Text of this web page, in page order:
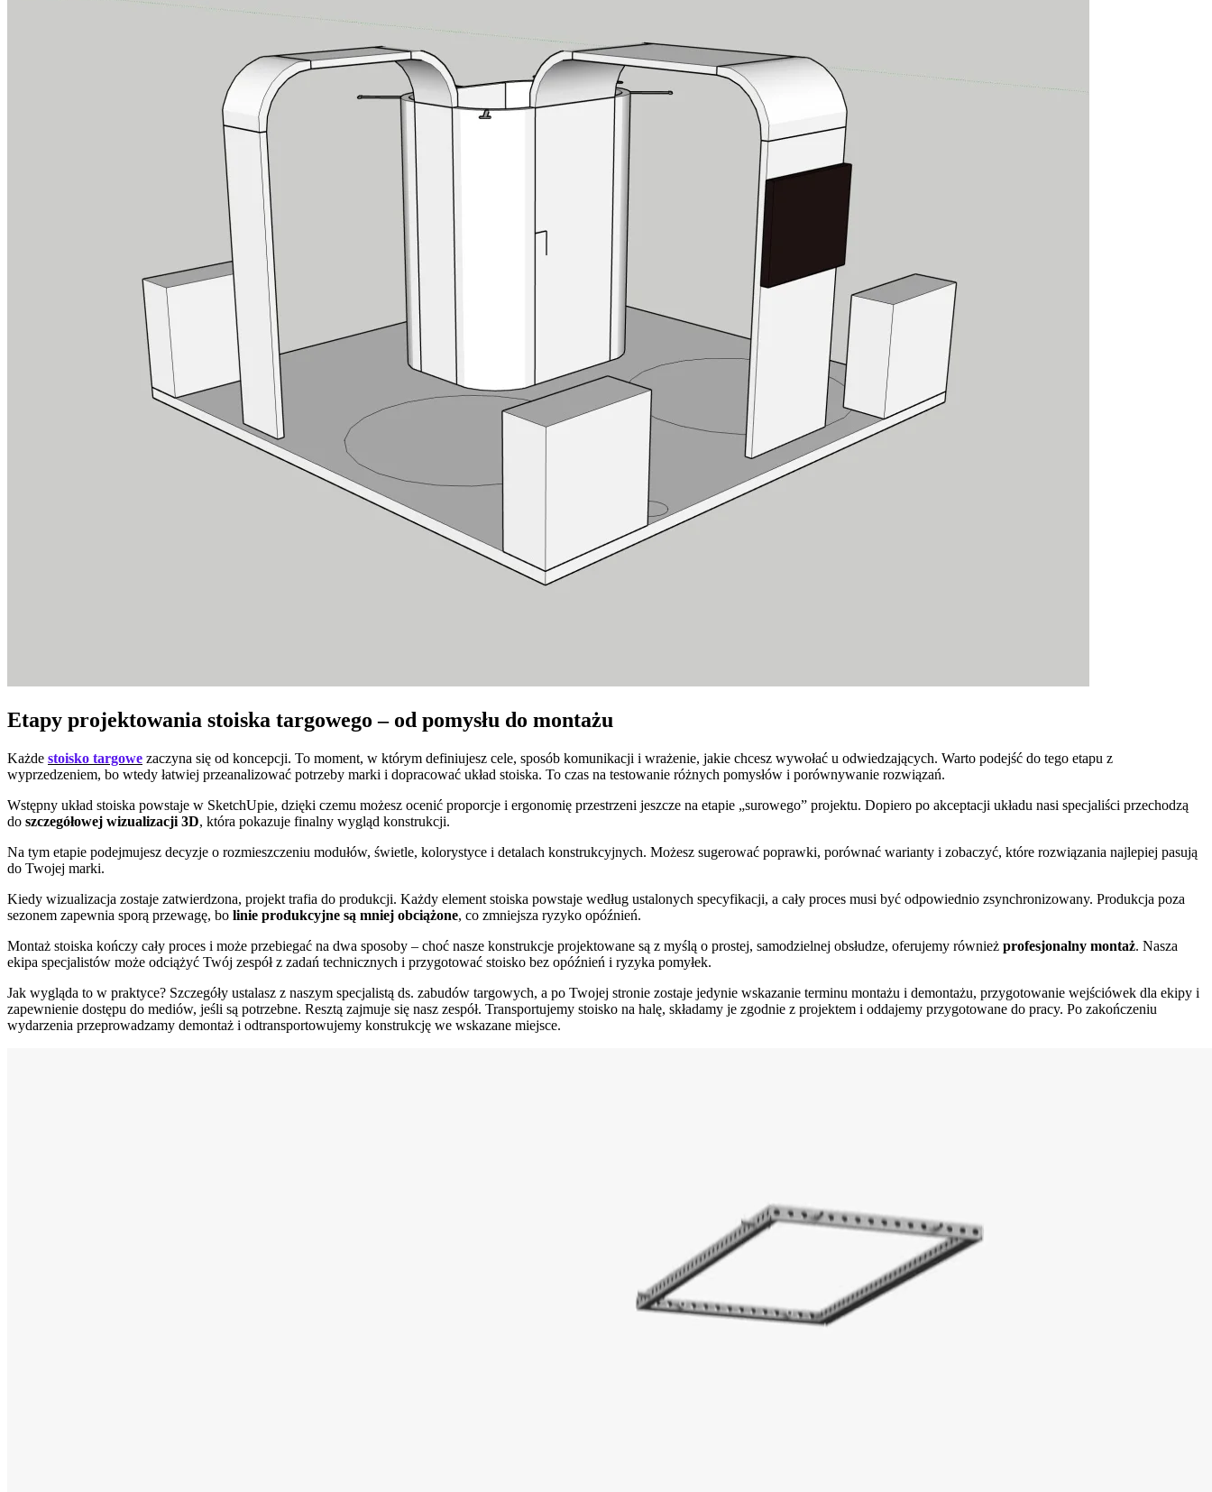
Etapy projektowania stoiska targowego – od pomysłu do montażu
Każde stoisko targowe zaczyna się od koncepcji. To moment, w którym definiujesz cele, sposób komunikacji i wrażenie, jakie chcesz wywołać u odwiedzających. Warto podejść do tego etapu z
wyprzedzeniem, bo wtedy łatwiej przeanalizować potrzeby marki i dopracować układ stoiska. To czas na testowanie różnych pomysłów i porównywanie rozwiązań.
Wstępny układ stoiska powstaje w SketchUpie, dzięki czemu możesz ocenić proporcje i ergonomię przestrzeni jeszcze na etapie „surowego” projektu. Dopiero po akceptacji układu nasi specjaliści przechodzą
do szczegółowej wizualizacji 3D, która pokazuje finalny wygląd konstrukcji.
Na tym etapie podejmujesz decyzje o rozmieszczeniu modułów, świetle, kolorystyce i detalach konstrukcyjnych. Możesz sugerować poprawki, porównać warianty i zobaczyć, które rozwiązania najlepiej pasują
do Twojej marki.
Kiedy wizualizacja zostaje zatwierdzona, projekt trafia do produkcji. Każdy element stoiska powstaje według ustalonych specyfikacji, a cały proces musi być odpowiednio zsynchronizowany. Produkcja poza
sezonem zapewnia sporą przewagę, bo linie produkcyjne są mniej obciążone, co zmniejsza ryzyko opóźnień.
Montaż stoiska kończy cały proces i może przebiegać na dwa sposoby – choć nasze konstrukcje projektowane są z myślą o prostej, samodzielnej obsłudze, oferujemy również profesjonalny montaż. Nasza
ekipa specjalistów może odciążyć Twój zespół z zadań technicznych i przygotować stoisko bez opóźnień i ryzyka pomyłek.
Jak wygląda to w praktyce? Szczegóły ustalasz z naszym specjalistą ds. zabudów targowych, a po Twojej stronie zostaje jedynie wskazanie terminu montażu i demontażu, przygotowanie wejściówek dla ekipy i
zapewnienie dostępu do mediów, jeśli są potrzebne. Resztą zajmuje się nasz zespół. Transportujemy stoisko na halę, składamy je zgodnie z projektem i oddajemy przygotowane do pracy. Po zakończeniu
wydarzenia przeprowadzamy demontaż i odtransportowujemy konstrukcję we wskazane miejsce.